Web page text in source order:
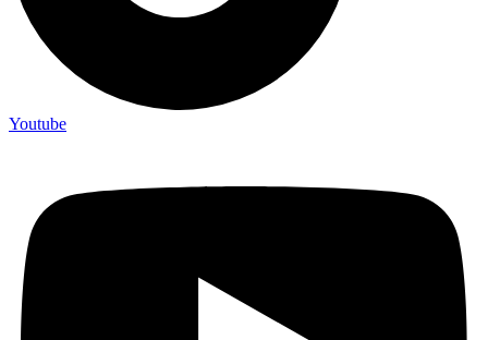
Youtube